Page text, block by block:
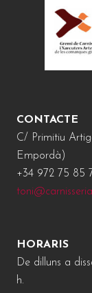
CONTACTE
C/ Primitiu
Empordà)
+34 972 75 85
HORARIS
De dilluns a
h.